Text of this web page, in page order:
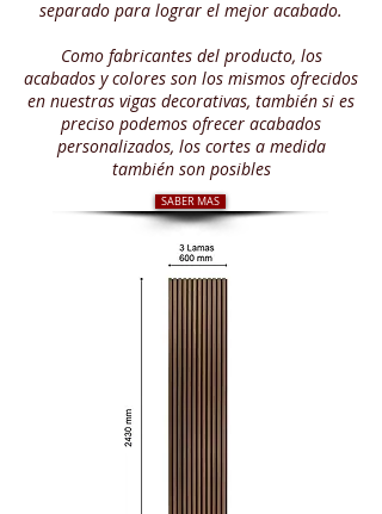
separado para lograr el mejor acabado.
Como fabricantes del producto, los
acabados y colores son los mismos ofrecidos
en nuestras vigas decorativas, también si es
preciso podemos ofrecer acabados
personalizados, los cortes a medida
también son posibles
SABER MAS